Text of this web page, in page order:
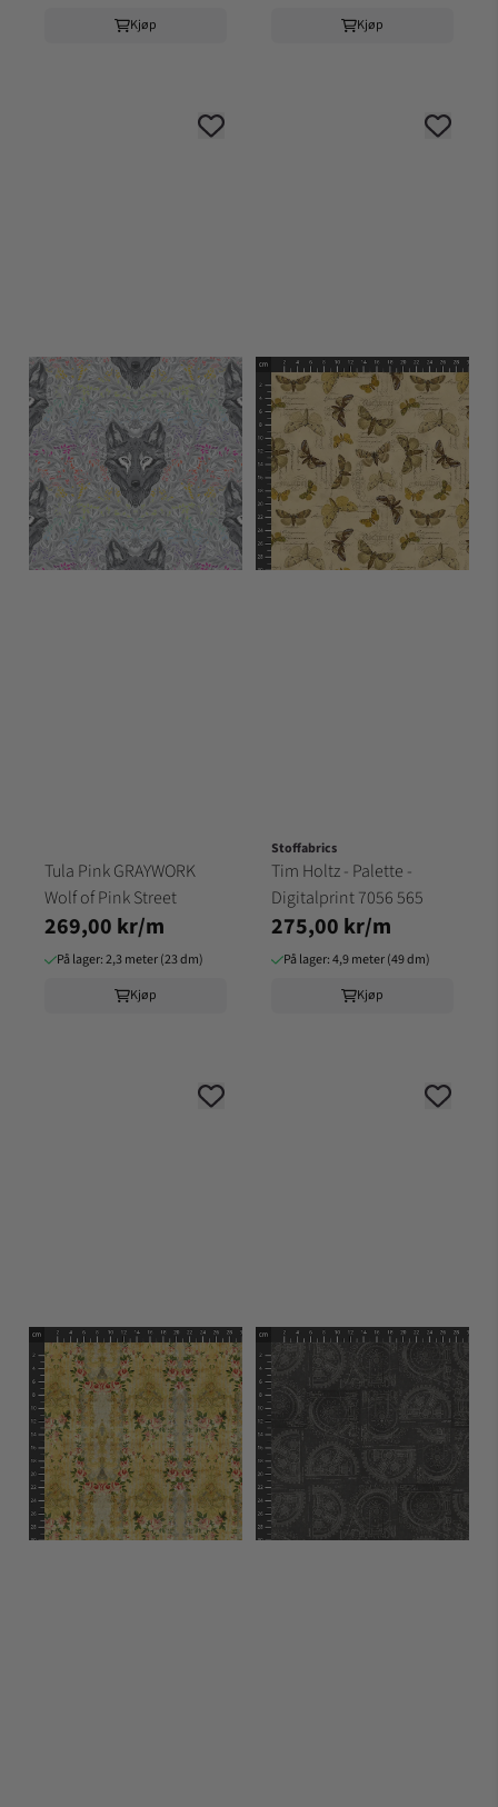
Kjøp Kjøp
Tula Pink GRAYWORK
Wolf of Pink Street
269,00 kr/m
På lager: 2,3 meter (23 dm)
Kjøp
Stoffabrics
Tim Holtz - Palette -
Digitalprint 7056 565
275,00 kr/m
På lager: 4,9 meter (49 dm)
Kjøp